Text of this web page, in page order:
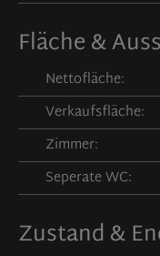
Fläche &
Nettofläche:
Verkaufsfläche:
Zimmer:
Seperate WC:
Zustand &